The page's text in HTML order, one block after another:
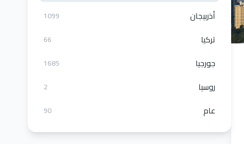
أذربيجان 1099
تركيا 66
جورجيا 1685
روسيا 2
عام 90